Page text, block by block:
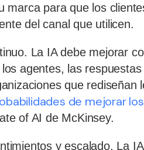
marca para que los
del canal que utilicen.
La IA debe mejorar
agentes, las
que
de mejorar
of AI de McKinsey.
y escalado. La